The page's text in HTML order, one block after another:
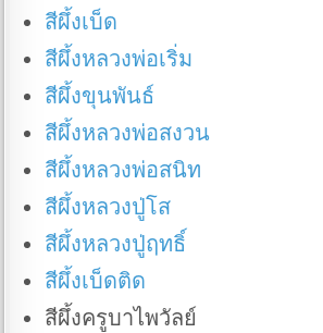
สีผึ้งเบ็ด
สีผึ้งหลวงพ่อเริ่ม
สีผึ้งขุนพันธ์
สีผึ้งหลวงพ่อสงวน
สีผึ้งหลวงพ่อสนิท
สีผึ้งหลวงปู่โส
สีผึ้งหลวงปู่ฤทธิ์
สีผึ้งเบ็ดติด
สีผึ้งครูบาไพวัลย์